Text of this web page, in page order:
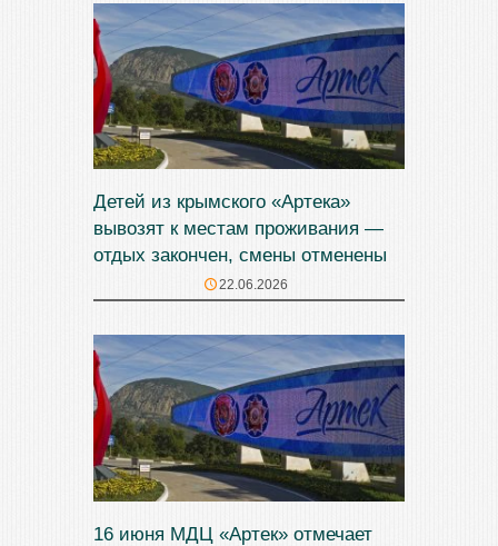
Детей из крымского «Артека»
вывозят к местам проживания —
отдых закончен, смены отменены
22.06.2026
16 июня МДЦ «Артек» отмечает